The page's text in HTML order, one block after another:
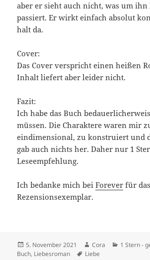
aber er sieht auch nicht, was um
passiert. Er wirkt einfach absolut
halt da.
Cover:
Das Cover verspricht einen heißen
Inhalt liefert aber leider nicht.
Fazit:
Ich habe das Buch
müssen. Die Charaktere waren mir
eindimensional, zu konstruiert und
gab auch nichts her. Daher nur 1
Leseempfehlung.
Ich bedanke mich beiForever für das
Rezensionsexemplar.
Veröffentlicht
am
5. November 2021 Autor
Cora Kategorien
1 Stern -
Buch, Liebesroman Schlagwörter
Liebe